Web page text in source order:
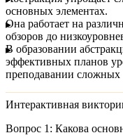
основных элементах.
Она работает на
обзоров до
В образовании
эффективных планов
преподавании сложных
Интерактивная
Вопрос 1: Какова